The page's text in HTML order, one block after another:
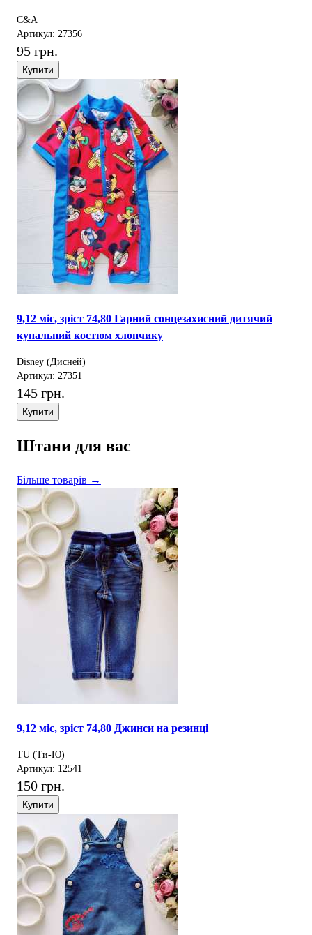
C&A
Артикул: 27356
95 грн.
Купити
9,12 міс, зріст 74,80 Гарний сонцезахисний дитячий
купальний костюм хлопчику
Disney (Дисней)
Артикул: 27351
145 грн.
Купити
Штани для вас
Більше товарів →
9,12 міс, зріст 74,80 Джинси на резинці
TU (Ти-Ю)
Артикул: 12541
150 грн.
Купити